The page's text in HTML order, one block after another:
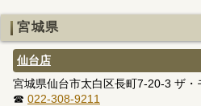
宮城県
仙台店
宮城県仙台市太白区長町7-20-3 ザ・
☎ 022-308-9211